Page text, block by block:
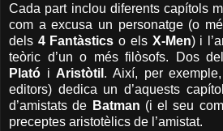
Cada part inclou diferents capítols
com a excusa un personatge (o
dels 4 Fantàstics o els X-Men) i
teòric d’un o més filòsofs. Dos
Plató i Aristòtil . Així, per exemple,
editors) dedica un d’aquests
d’amistats de Batman (i el seu
preceptes aristotèlics de l’amistat.